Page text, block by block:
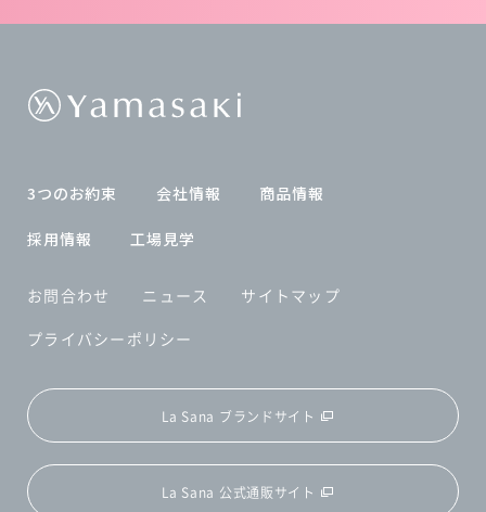
3つのお約束 会社情報 商品情報
採用情報 工場見学
お問合わせ ニュース
サイトマップ
プライバシーポリシー
La Sana ブランドサイト
La Sana 公式通販サイト